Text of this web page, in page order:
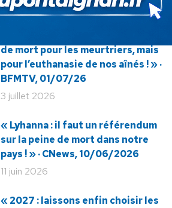
de mort pour les meurtriers, mais
pour l’euthanasie de nos aînés ! » ·
BFMTV, 01/07/26
3 juillet 2026
« Lyhanna : il faut un référendum
sur la peine de mort dans notre
pays ! » · CNews, 10/06/2026
11 juin 2026
« 2027 : laissons enfin choisir les